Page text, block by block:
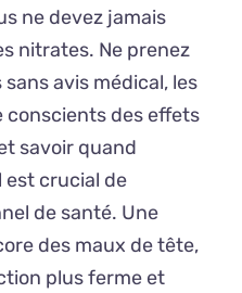
ne devez jamais
nitrates. Ne prenez
avis médical, les
des effets
savoir quand
est crucial de
de santé. Une
des maux de tête,
plus ferme et